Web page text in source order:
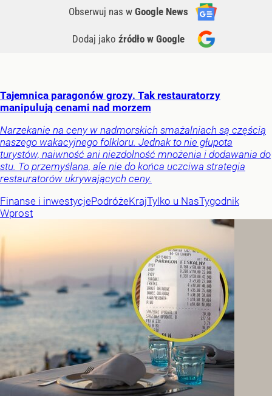
Obserwuj nas w Google News
Dodaj jako źródło w Google
Tajemnica paragonów grozy. Tak restauratorzy
manipulują cenami nad morzem
Narzekanie na ceny w nadmorskich smażalniach są częścią
naszego wakacyjnego folkloru. Jednak to nie głupota
turystów, naiwność ani niezdolność mnożenia i dodawania do
stu. To przemyślana, ale nie do końca uczciwa strategia
restauratorów ukrywających ceny.
Finanse i inwestycjePodróżeKrajTylko u NasTygodnik
Wprost